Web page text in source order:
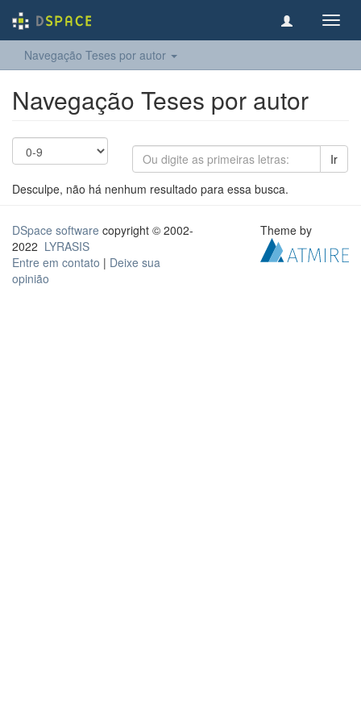
Navegação Teses por autor
Navegação Teses por autor
Ir
Desculpe, não há nenhum resultado para essa busca.
DSpace software copyright © 2002-
2022 LYRASIS
Entre em contato | Deixe sua
opinião
Theme by